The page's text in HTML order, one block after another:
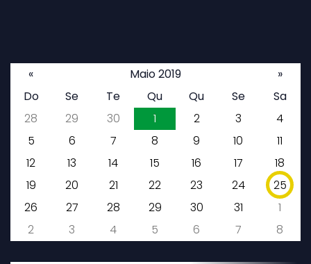
« Maio 2019
»
Do
Se Te Qu Qu Se
Sa
28
29 30 1 2 3
4
5
6 7 8 9 10
11
12
13 14 15 16 17
18
19
20 21 22 23 24
25
26
27 28 29 30 31
1
2
3 4 5 6 7 8